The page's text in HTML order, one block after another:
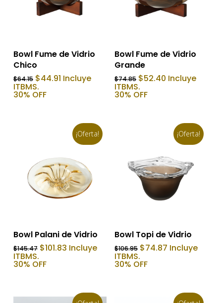
Añadir Al Carrito
Bowl Fume de Vidrio
Chico
$64.15 El
precio
original
$44.91El
precio
Incluye
ITBMS.
30% OFF
Añadir Al Carrito
Bowl Fume de Vidrio
Grande
$74.85 El
precio
original
$52.40 El
precio
Incluye
ITBMS.
30% OFF
¡Oferta!
Añadir Al Carrito
Bowl Palani de Vidrio
$145.47 El
precio
original
era:
$101.83El
precio
Incluye
ITBMS.
30% OFF
¡Oferta!
Añadir Al Carrito
Bowl Topi de Vidrio
$106.95 El
precio
original
era:
$74.87 El
precio
Incluye
ITBMS.
30% OFF